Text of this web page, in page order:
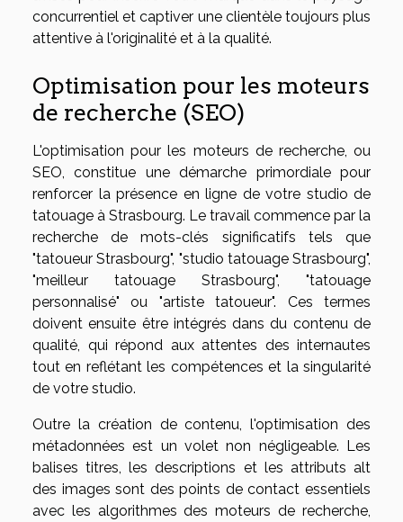
concurrentiel et captiver une clientèle toujours plus
attentive à l'originalité et à la qualité.
Optimisation pour les moteurs
de recherche (SEO)
L'optimisation pour les moteurs de recherche, ou
SEO, constitue une démarche primordiale pour
renforcer la présence en ligne de votre studio de
tatouage à Strasbourg. Le travail commence par la
recherche de mots-clés significatifs tels que
"tatoueur Strasbourg", "studio tatouage Strasbourg",
"meilleur tatouage Strasbourg", "tatouage
personnalisé" ou "artiste tatoueur". Ces termes
doivent ensuite être intégrés dans du contenu de
qualité, qui répond aux attentes des internautes
tout en reflétant les compétences et la singularité
de votre studio.
Outre la création de contenu, l'optimisation des
métadonnées est un volet non négligeable. Les
balises titres, les descriptions et les attributs alt
des images sont des points de contact essentiels
avec les algorithmes des moteurs de recherche,